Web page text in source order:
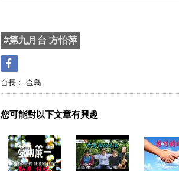
#第九月台 方怡萍
台長： 金鳥
您可能對以下文章有興趣